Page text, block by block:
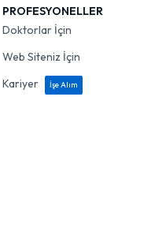
PROFESYONELLER
Doktorlar İçin
Web Siteniz İçin
Kariyer
İşe Alım